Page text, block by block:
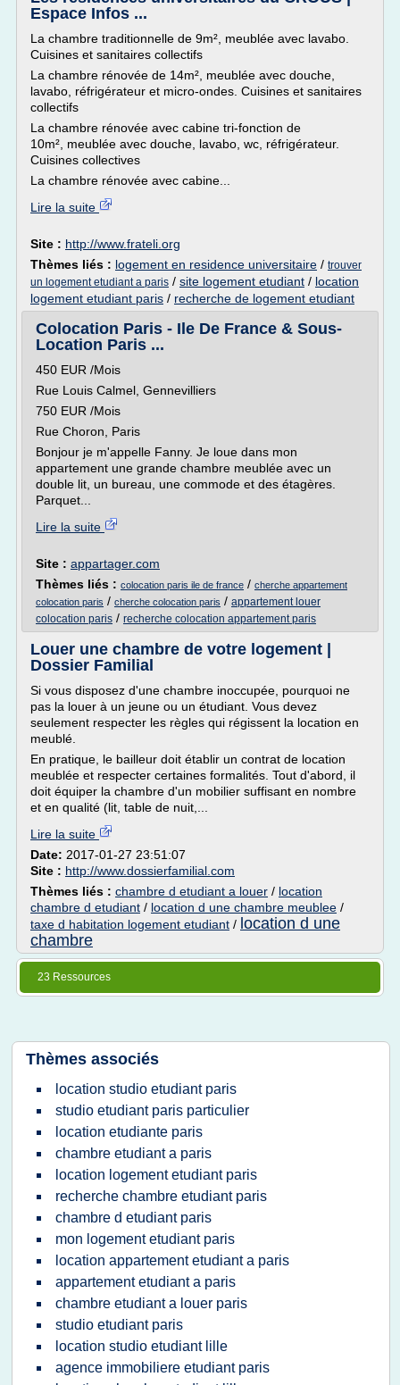
Espace Infos ...
La chambre traditionnelle de 9m², meublée avec lavabo.
Cuisines et sanitaires collectifs
La chambre rénovée de 14m², meublée avec douche,
lavabo, réfrigérateur et micro-ondes. Cuisines et sanitaires
collectifs
La chambre rénovée avec cabine tri-fonction de
10m², meublée avec douche, lavabo, wc, réfrigérateur.
Cuisines collectives
La chambre rénovée avec cabine...
Lire la suite
Site : http://www.frateli.org
Thèmes liés : logement en residence universitaire / trouver
un logement etudiant a paris / site logement etudiant / location
logement etudiant paris / recherche de logement etudiant
Colocation Paris - Ile De France & Sous-
Location Paris ...
450 EUR /Mois
Rue Louis Calmel, Gennevilliers
750 EUR /Mois
Rue Choron, Paris
Bonjour je m'appelle Fanny. Je loue dans mon
appartement une grande chambre meublée avec un
double lit, un bureau, une commode et des étagères.
Parquet...
Lire la suite
Site : appartager.com
Thèmes liés : colocation paris ile de france / cherche appartement
colocation paris / cherche colocation paris / appartement louer
colocation paris / recherche colocation appartement paris
Louer une chambre de votre logement |
Dossier Familial
Si vous disposez d'une chambre inoccupée, pourquoi ne
pas la louer à un jeune ou un étudiant. Vous devez
seulement respecter les règles qui régissent la location en
meublé.
En pratique, le bailleur doit établir un contrat de location
meublée et respecter certaines formalités. Tout d'abord, il
doit équiper la chambre d'un mobilier suffisant en nombre
et en qualité (lit, table de nuit,...
Lire la suite
Date: 2017-01-27 23:51:07
Site : http://www.dossierfamilial.com
Thèmes liés : chambre d etudiant a louer / location
chambre d etudiant / location d une chambre meublee /
taxe d habitation logement etudiant / location d une
chambre
23 Ressources
Thèmes associés
location studio etudiant paris
studio etudiant paris particulier
location etudiante paris
chambre etudiant a paris
location logement etudiant paris
recherche chambre etudiant paris
chambre d etudiant paris
mon logement etudiant paris
location appartement etudiant a paris
appartement etudiant a paris
chambre etudiant a louer paris
studio etudiant paris
location studio etudiant lille
agence immobiliere etudiant paris